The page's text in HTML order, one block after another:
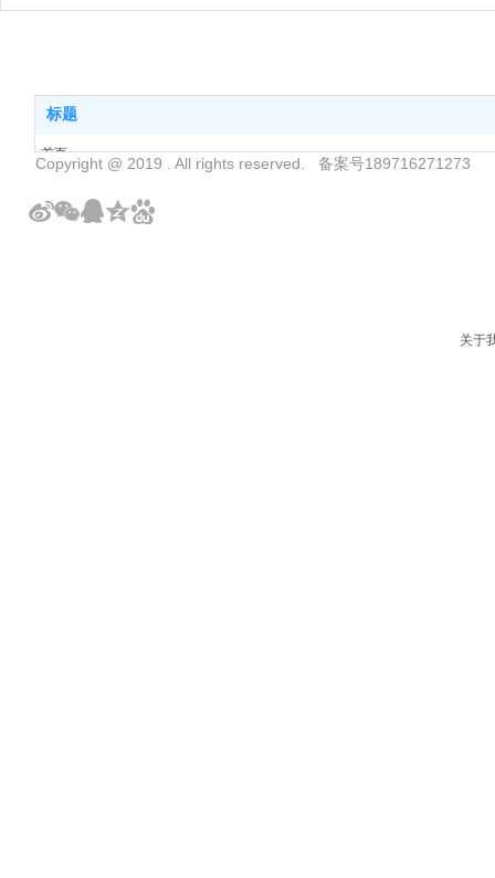
标题
首页
解决方案
Copyright @ 2019 . All rights reserved. 备案号189716271273
关于